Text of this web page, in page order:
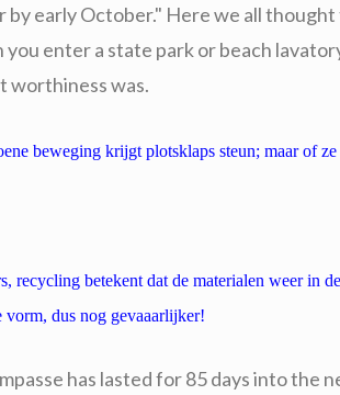
by early October." Here we all
you enter a state park or beach
worthiness was.
beweging krijgt plotsklaps steun; maar of
recycling betekent dat de materialen weer in
vorm, dus nog gevaaarlijker!
has lasted for 85 days into the